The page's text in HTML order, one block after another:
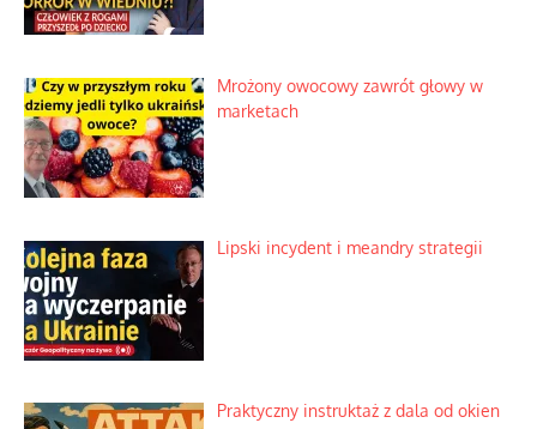
Mrożony owocowy zawrót głowy w
marketach
Lipski incydent i meandry strategii
Praktyczny instruktaż z dala od okien